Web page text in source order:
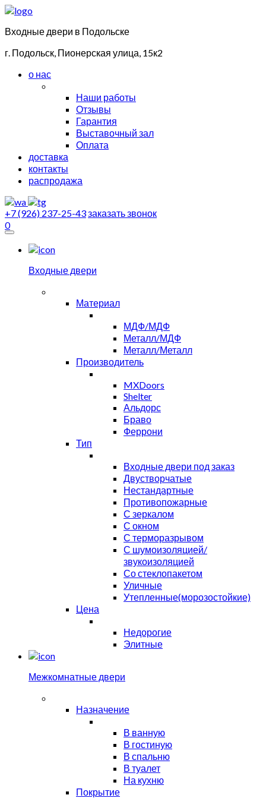
Входные двери в Подольске
г. Подольск, Пионерская улица, 15к2
о нас
Наши работы
Отзывы
Гарантия
Выставочный зал
Оплата
доставка
контакты
распродажа
+7 (926) 237-25-43заказать звонок
0
Входные двери
Материал
МДФ/МДФ
Металл/МДФ
Металл/Металл
Производитель
MXDoors
Shelter
Альдорс
Браво
Феррони
Тип
Входные двери под заказ
Двустворчатые
Нестандартные
Противопожарные
С зеркалом
С окном
С терморазрывом
С шумоизоляцией/
звукоизоляцией
Со стеклопакетом
Уличные
Утепленные(морозостойкие)
Цена
Недорогие
Элитные
Межкомнатные двери
Назначение
В ванную
В гостиную
В спальню
В туалет
На кухню
Покрытие